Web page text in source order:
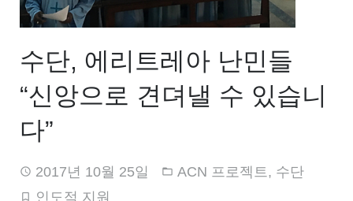
수단, 에리트레아 난민들
“신앙으로 견뎌낼 수 있습니
다”
2017년 10월 25일 ACN 프로젝트, 수단
인도적 지원